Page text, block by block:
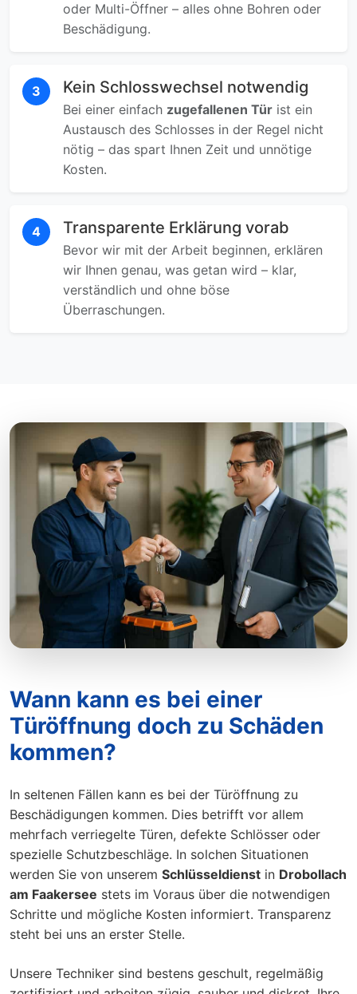
oder Multi-Öffner – alles ohne Bohren oder
Beschädigung.
3 Kein Schlosswechsel notwendig
Bei einer einfach zugefallenen Tür ist ein
Austausch des Schlosses in der Regel nicht
nötig – das spart Ihnen Zeit und unnötige
Kosten.
4 Transparente Erklärung vorab
Bevor wir mit der Arbeit beginnen, erklären
wir Ihnen genau, was getan wird – klar,
verständlich und ohne böse
Überraschungen.
Wann kann es bei einer
Türöffnung doch zu Schäden
kommen?
In seltenen Fällen kann es bei der Türöffnung zu
Beschädigungen kommen. Dies betrifft vor allem
mehrfach verriegelte Türen, defekte Schlösser oder
spezielle Schutzbeschläge. In solchen Situationen
werden Sie von unserem Schlüsseldienst in Drobollach
am Faakersee stets im Voraus über die notwendigen
Schritte und mögliche Kosten informiert. Transparenz
steht bei uns an erster Stelle.
Unsere Techniker sind bestens geschult, regelmäßig